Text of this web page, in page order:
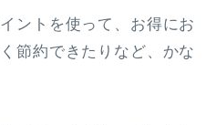
ントを使って、お得にお
節約できたりなど、かな